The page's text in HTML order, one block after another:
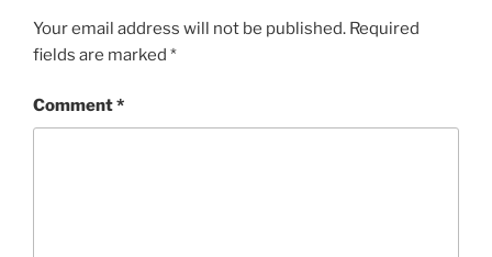
Your email address will not be published. Required
fields are marked *
Comment*